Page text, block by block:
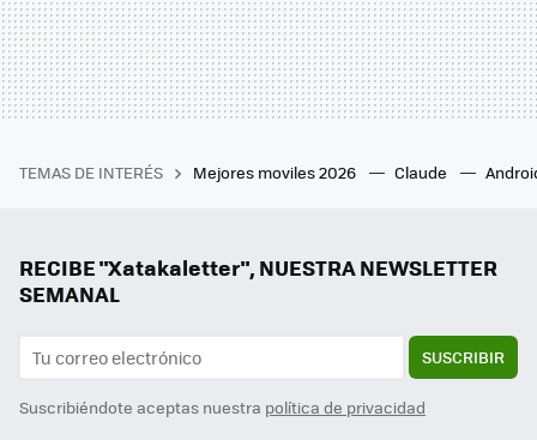
TEMAS DE INTERÉS Mejores moviles 2026 Claude
RECIBE "Xatakaletter", NUESTRA NEWSLETTER
SEMANAL
SUSCRIBIR
Suscribiéndote aceptas nuestra política de privacidad